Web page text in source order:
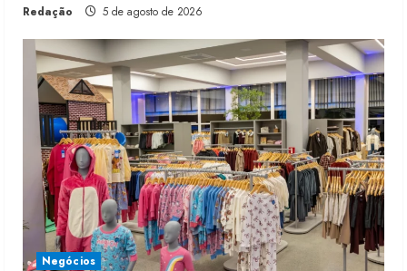
Redação 5 de agosto de 2026
Negócios